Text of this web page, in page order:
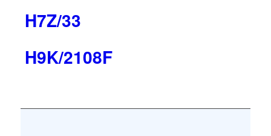
H7Z/33
H9K/2108F